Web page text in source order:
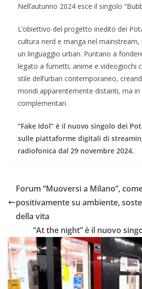
Nell’autunno 2024 esce il singolo
L’obiettivo del progetto inedito dei
cultura nerd e manga nel
un linguaggio urban. Puntano a
legato a fumetti, anime e videogiochi
stile dell’urban contemporaneo,
mondi apparentemente distanti, ma in
complementari.
“Fake Idol” è il nuovo singolo dei
sulle piattaforme digitali di
radiofonica dal 29 novembre 2024.
Forum “Muoversi a Milano”,
positivamente su ambiente,
della vita
“At the night” è il nuovo